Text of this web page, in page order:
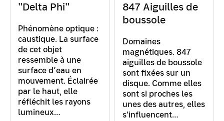
"Delta Phi"
Phénomène optique :
caustique. La surface
de cet objet
ressemble à une
surface d’eau en
mouvement. Éclairée
par le haut, elle
réfléchit les rayons
lumineux…
847 Aiguilles de
boussole
Domaines
magnétiques. 847
aiguilles de boussole
sont fixées sur un
disque. Comme elles
sont si proches les
unes des autres, elles
s'influencent…